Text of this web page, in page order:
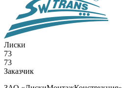
Лиски
73
73
Заказчик